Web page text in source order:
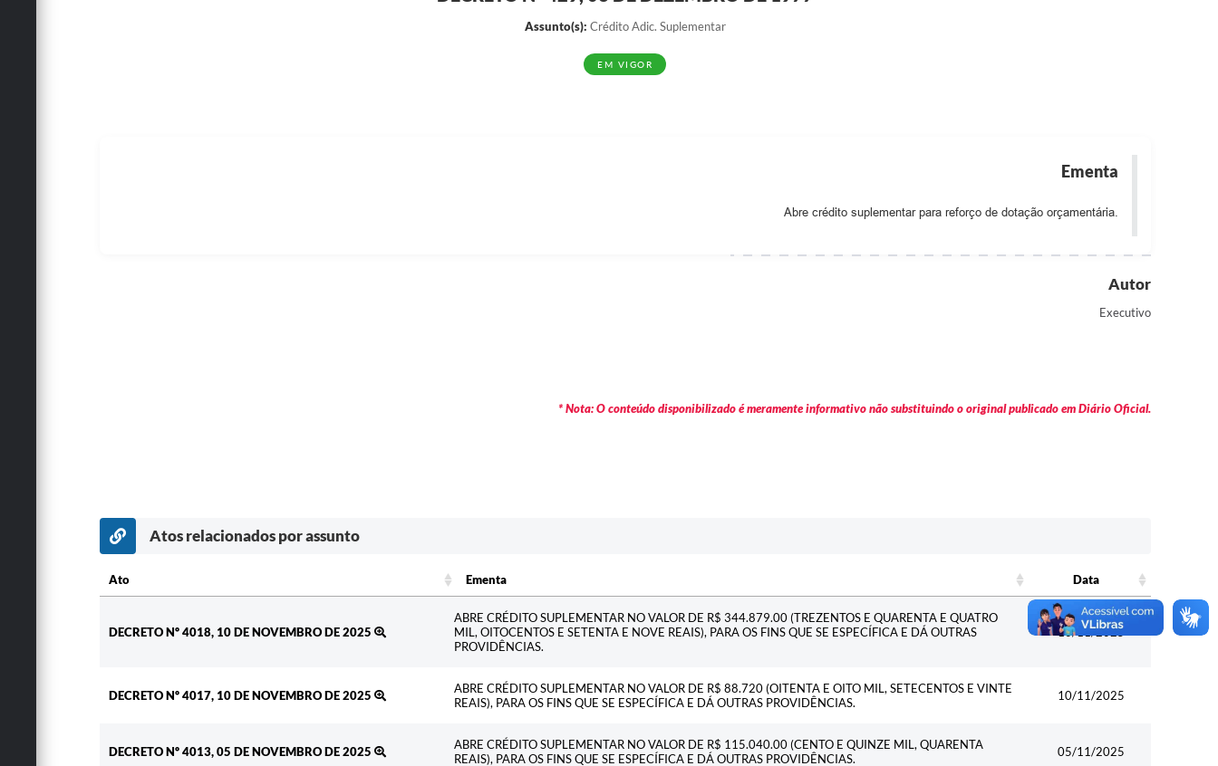
Assunto(s): Crédito Adic. Suplementar
EM VIGOR
Ementa
Abre crédito suplementar para reforço de dotação orçamentária.
Autor
Executivo
* Nota: O conteúdo disponibilizado é meramente informativo não substituindo o original publicado em Diário Oficial.
Atos relacionados por assunto
Ato Ementa
Data
Data
DECRETO Nº 4018, 10 DE NOVEMBRO DE 2025
ABRE CRÉDITO SUPLEMENTAR NO VALOR DE R$ 344.879.00 (TREZENTOS E QUARENTA E QUATRO
MIL, OITOCENTOS E SETENTA E NOVE REAIS), PARA OS FINS QUE SE ESPECÍFICA E DÁ OUTRAS
PROVIDÊNCIAS.
10/11/2025
DECRETO Nº 4017, 10 DE NOVEMBRO DE 2025
ABRE CRÉDITO SUPLEMENTAR NO VALOR DE R$ 88.720 (OITENTA E OITO MIL, SETECENTOS E VINTE
REAIS), PARA OS FINS QUE SE ESPECÍFICA E DÁ OUTRAS PROVIDÊNCIAS.
10/11/2025
DECRETO Nº 4013, 05 DE NOVEMBRO DE 2025
ABRE CRÉDITO SUPLEMENTAR NO VALOR DE R$ 115.040.00 (CENTO E QUINZE MIL, QUARENTA
REAIS), PARA OS FINS QUE SE ESPECÍFICA E DÁ OUTRAS PROVIDÊNCIAS.
05/11/2025